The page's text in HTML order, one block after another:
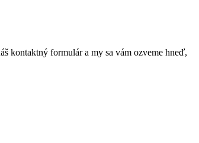
kontaktný formulár a my sa vám ozveme hneď,